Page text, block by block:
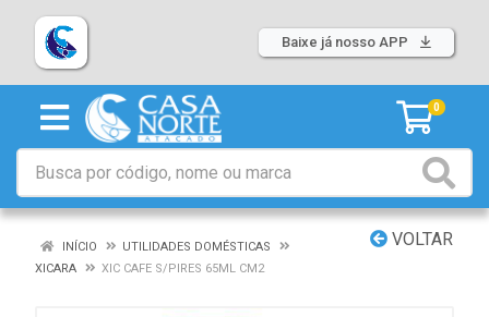
Baixe já nosso APP
0
VOLTAR
INÍCIO
UTILIDADES DOMÉSTICAS
XICARA
XIC CAFE S/PIRES 65ML CM2